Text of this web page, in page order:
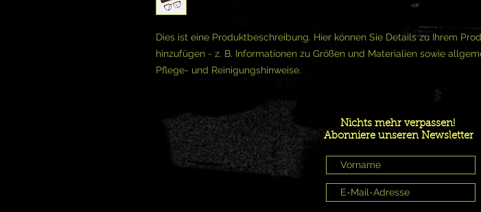
Dies ist eine Produktbeschreibung. Hier können Sie Details zu Ihrem
hinzufügen - z. B. Informationen zu Größen und Materialien sowie
Pflege- und Reinigungshinweise.
Nichts mehr verpassen!
Abonniere unseren Newsletter